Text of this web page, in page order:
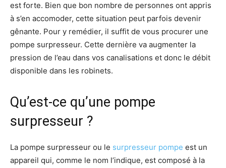
est forte. Bien que bon nombre de personnes ont appris
à s’en accomoder, cette situation peut parfois devenir
gênante. Pour y remédier, il suffit de vous procurer une
pompe surpresseur. Cette dernière va augmenter la
pression de l’eau dans vos canalisations et donc le débit
disponible dans les robinets.
Qu’est-ce qu’une pompe
surpresseur ?
La pompe surpresseur ou le surpresseur pompe est un
appareil qui, comme le nom l’indique, est composé à la